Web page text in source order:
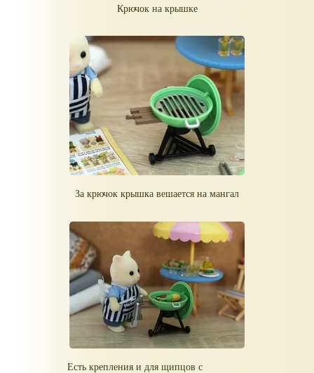
Крючок на крышке
За крючок крышка вешается на мангал
Есть крепления и для щипцов с